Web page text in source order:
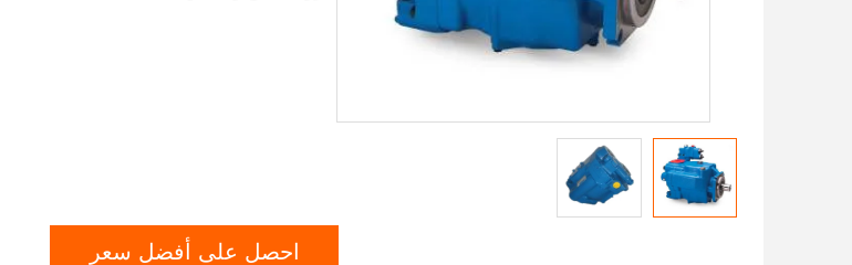
احصل على أفضل سعر